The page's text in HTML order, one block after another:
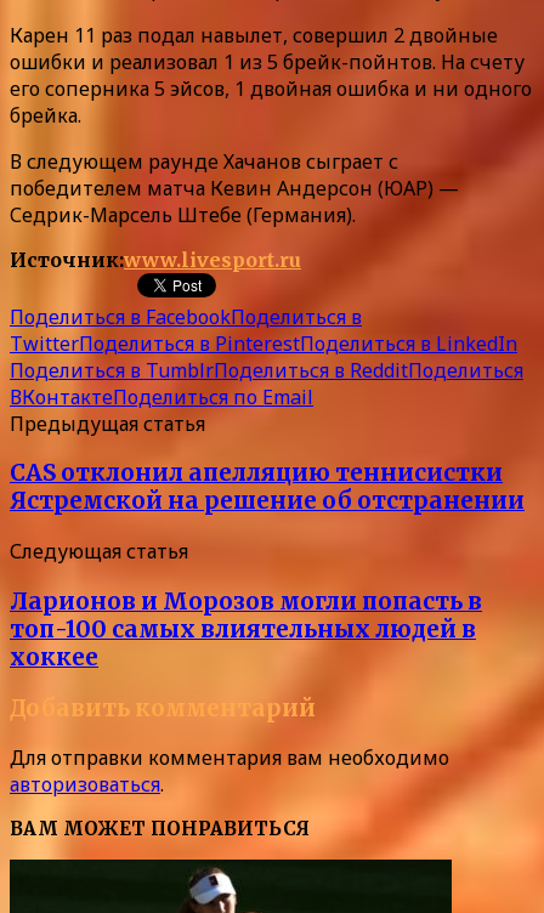
Карен 11 раз подал навылет, совершил 2 двойные
ошибки и реализовал 1 из 5 брейк-пойнтов. На счету
его соперника 5 эйсов, 1 двойная ошибка и ни одного
брейка.
В следующем раунде Хачанов сыграет с
победителем матча Кевин Андерсон (ЮАР) —
Седрик-Марсель Штебе (Германия).
Источник:www.livesport.ru
Поделиться в FacebookПоделиться в
TwitterПоделиться в PinterestПоделиться в LinkedIn
Поделиться в TumblrПоделиться в RedditПоделиться
ВКонтактеПоделиться по Email
Предыдущая статья
CAS отклонил апелляцию теннисистки
Ястремской на решение об отстранении
Следующая статья
Ларионов и Морозов могли попасть в
топ-100 самых влиятельных людей в
хоккее
Добавить комментарий
Для отправки комментария вам необходимо
авторизоваться.
ВАМ МОЖЕТ ПОНРАВИТЬСЯ